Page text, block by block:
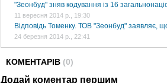
"Зеонбуд" зняв кодування із 16
11 вересня 2014 р., 19:30
Відповідь Томенку. ТОВ "Зеонбуд" заявляє,
24 березня 2014 р., 22:41
КОМЕНТАРІВ (0)
Додай коментар першим